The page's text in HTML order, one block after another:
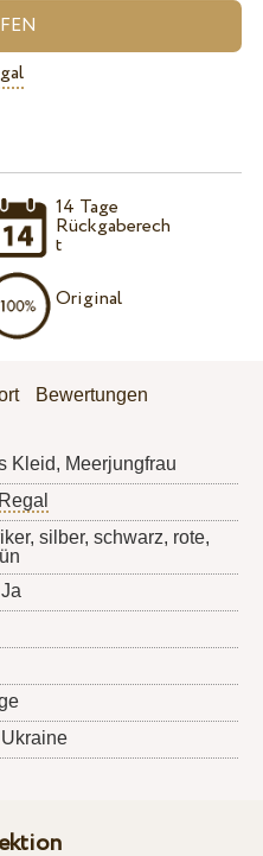
14 Tage
Rückgaberech
t
Original
Bewertungen
Kleid, Meerjungfrau
silber, schwarz, rote,